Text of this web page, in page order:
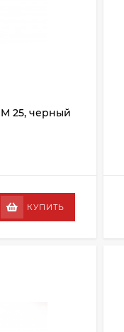
25, черный
КУПИТЬ